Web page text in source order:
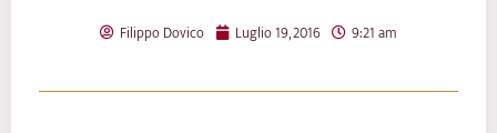
Filippo Dovico Luglio 19, 2016 9:21 am